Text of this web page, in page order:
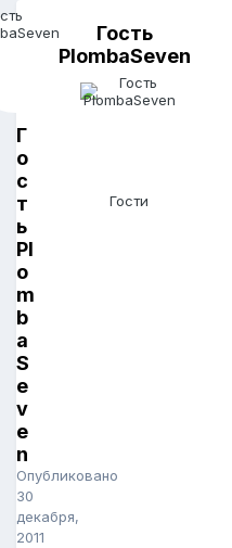
Г
о
с
т
ь
Pl
o
m
b
a
S
e
v
e
n
Опубликовано
30
декабря,
2011
Гость
PlombaSeven
Гости